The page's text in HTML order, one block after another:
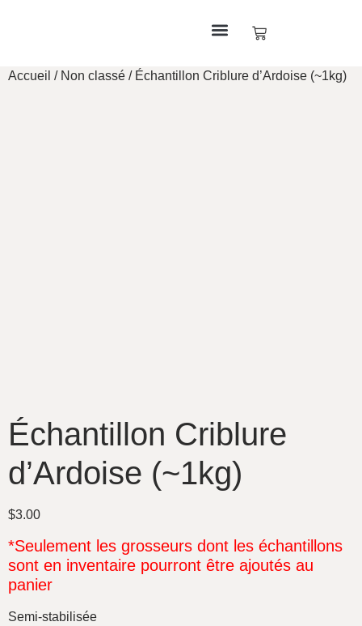
Accueil / Non classé / Échantillon Criblure d’Ardoise (~1kg)
Échantillon Criblure
d’Ardoise (~1kg)
$3.00
*Seulement les grosseurs dont les échantillons
sont en inventaire pourront être ajoutés au
panier
Semi-stabilisée